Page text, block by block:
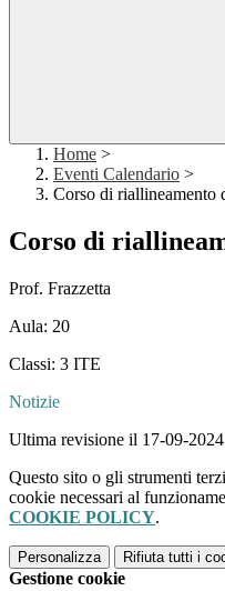
Home >
Eventi Calendario >
Corso di riallineamento
Corso di
Prof. Frazzetta
Aula: 20
Classi: 3 ITE
Notizie
Ultima revisione il 17-09-2024
Questo sito o gli strumenti
cookie necessari al
COOKIE POLICY.
Personalizza Rifiuta tutti i
Gestione cookie